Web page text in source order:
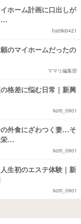
ホーム計画に口出しが
…
hattiki0421
のマイホームだったの
ママリ編集部
格差に悩む日常｜新興
kotti_0901
の外食にざわつく妻…そ
栄…
kotti_0901
生初のエステ体験｜新
kotti_0901